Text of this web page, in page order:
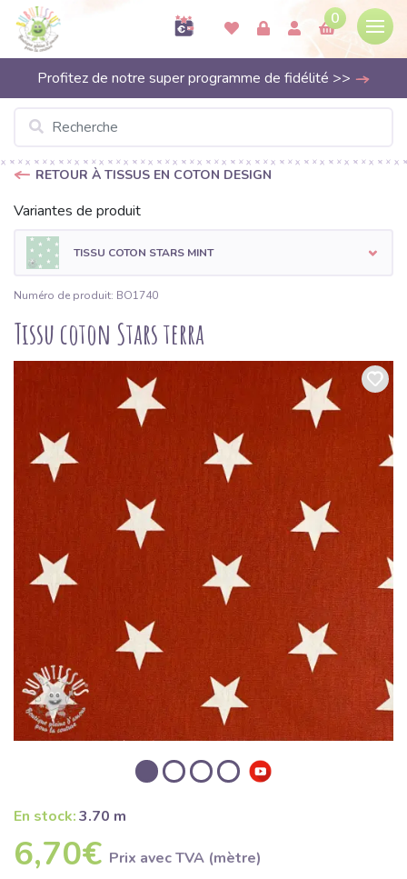
0
Profitez de notre super programme de fidélité >>
RETOUR À TISSUS EN COTON DESIGN
Variantes de produit
TISSU COTON STARS MINT
Numéro de produit: BO1740
Tissu coton Stars terra
En stock:3.70 m
6,70€ Prix ​​avec TVA (mètre)